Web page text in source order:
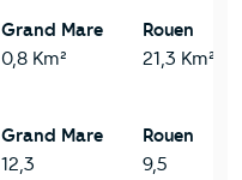
Grand Mare
0,8 Km²
Rouen
21,3 Km²
Grand Mare
12,3
Rouen
9,5